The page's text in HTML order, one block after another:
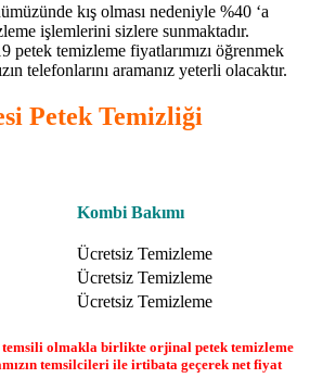
kış olması nedeniyle %40 ‘a
işlemlerini sizlere sunmaktadır.
petek temizleme fiyatlarımızı öğrenmek
telefonlarını aramanız yeterli olacaktır.
Petek Temizliği
Kombi Bakımı
Ücretsiz Temizleme
Ücretsiz Temizleme
Ücretsiz Temizleme
olmakla birlikte orjinal petek temizleme
temsilcileri ile irtibata geçerek net fiyat